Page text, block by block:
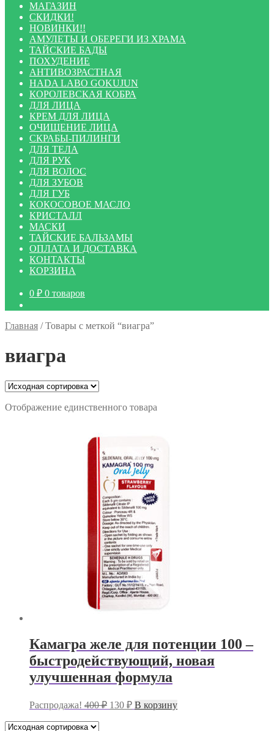
МАГАЗИН
СКИДКИ!
НОВИНКИ!!
АМУЛЕТЫ И ОБЕРЕГИ ИЗ ХРАМА
ТАЙСКИЕ БАДЫ
ПОХУДЕНИЕ
АНТИВОЗРАСТНАЯ
HADA LABO GOKUJUN
КОРОЛЕВСКАЯ КОБРА
ДЛЯ ЛИЦА
КРЕМ ДЛЯ ЛИЦА
ОЧИЩЕНИЕ ЛИЦА
СКРАБЫ-ПИЛИНГИ
ДЛЯ ТЕЛА
ДЛЯ РУК
ДЛЯ ВОЛОС
ДЛЯ ЗУБОВ
ДЛЯ ГУБ
КОКОСОВОЕ МАСЛО
КРИСТАЛЛ
МАСКИ
ТАЙСКИЕ БАЛЬЗАМЫ
ОПЛАТА И ДОСТАВКА
КОНТАКТЫ
КОРЗИНА
0 ₽ 0 товаров
Главная /Товары с меткой “виагра”
виагра
Отображение единственного товара
Камагра желе для потенции 100 –
быстродействующий, новая
улучшенная формула
Распродажа! 400₽ Первоначальная
130 ₽Текущая
цена:
В корзину